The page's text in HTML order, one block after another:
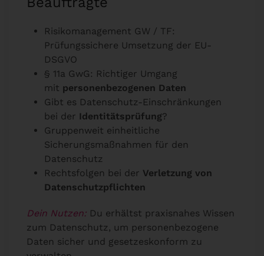
Risikomanagement GW / TF:
Prüfungssichere Umsetzung der EU-
DSGVO
§ 11a GwG: Richtiger Umgang
mit personenbezogenen Daten
Gibt es Datenschutz-Einschränkungen
bei der Identitätsprüfung?
Gruppenweit einheitliche
Sicherungsmaßnahmen für den
Datenschutz
Rechtsfolgen bei der Verletzung von
Datenschutzpflichten
Dein Nutzen: Du erhältst praxisnahes Wissen
zum Datenschutz, um personenbezogene
Daten sicher und gesetzeskonform zu